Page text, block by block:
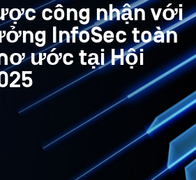
công nhận với
InfoSec toàn
ước tại Hội